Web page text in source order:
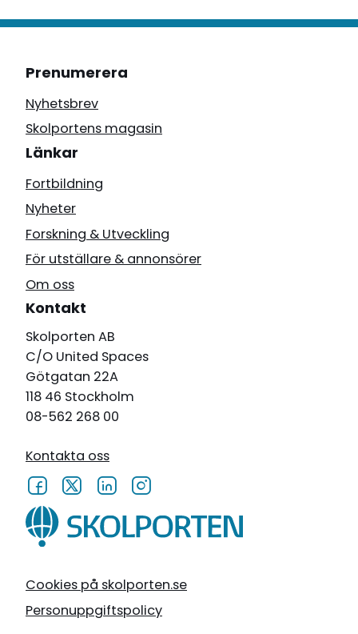
Cookies på skolporten.se
Personuppgiftspolicy
Prenumerera
Nyhetsbrev
Skolportens magasin
Länkar
Fortbildning
Nyheter
Forskning & Utveckling
För utställare & annonsörer
Om oss
Kontakt
Skolporten AB
C/O United Spaces
Götgatan 22A
118 46 Stockholm
08-562 268 00
Kontakta oss